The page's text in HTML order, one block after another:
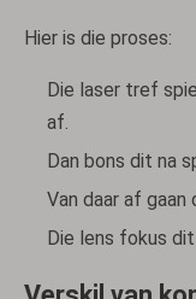
Hier is die proses:
Die laser tref
af.
Dan bons dit na
Van daar af
Die lens fokus